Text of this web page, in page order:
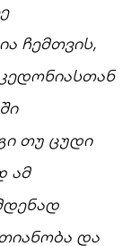
ჩემთვის,
თუ ცუდი
ამ
და